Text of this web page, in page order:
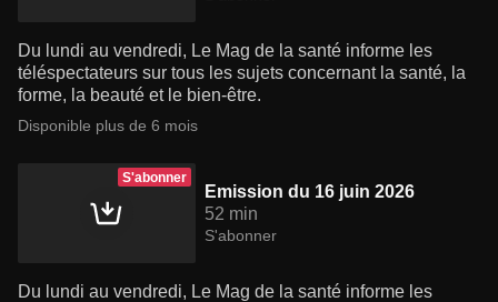
Du lundi au vendredi, Le Mag de la santé informe les
téléspectateurs sur tous les sujets concernant la santé, la
forme, la beauté et le bien-être.
Disponible plus de 6 mois
S'abonner
Emission du 16 juin 2026
52 min
S'abonner
Du lundi au vendredi, Le Mag de la santé informe les